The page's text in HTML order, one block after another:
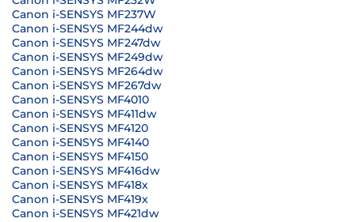
Canon i-SENSYS MF237W
Canon i-SENSYS MF244dw
Canon i-SENSYS MF247dw
Canon i-SENSYS MF249dw
Canon i-SENSYS MF264dw
Canon i-SENSYS MF267dw
Canon i-SENSYS MF4010
Canon i-SENSYS MF411dw
Canon i-SENSYS MF4120
Canon i-SENSYS MF4140
Canon i-SENSYS MF4150
Canon i-SENSYS MF416dw
Canon i-SENSYS MF418x
Canon i-SENSYS MF419x
Canon i-SENSYS MF421dw